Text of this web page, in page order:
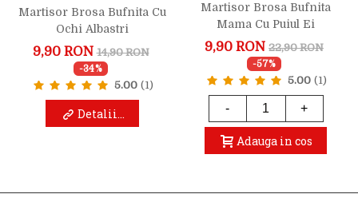
Martisor Brosa Bufnita Cu
Ochi Albastri
9,90 RON 14,90 RON
-34%
5.00 (1)
Detalii...
Martisor Brosa Bufnita
Mama Cu Puiul Ei
9,90 RON 22,90 RON
-57%
5.00 (1)
- +
Adauga in cos